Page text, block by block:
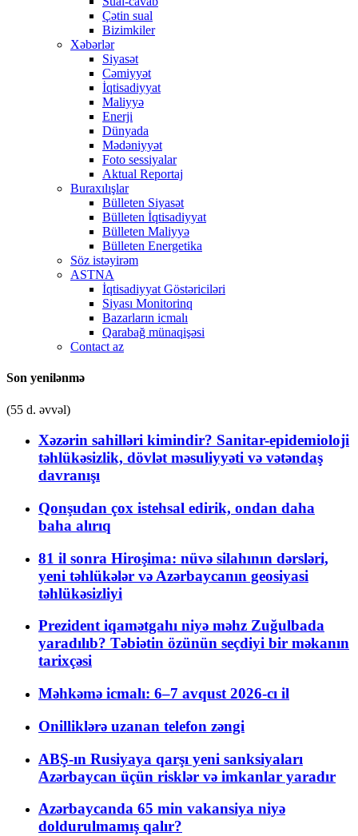
Çətin sual
Bizimkiler
Xəbərlər
Siyasət
Cəmiyyət
İqtisadiyyat
Maliyyə
Enerji
Dünyada
Mədəniyyət
Foto sessiyalar
Aktual Reportaj
Buraxılışlar
Bülleten Siyasət
Bülleten İqtisadiyyat
Bülleten Maliyyə
Bülleten Energetika
Söz istəyirəm
ASTNA
İqtisadiyyat Göstəriciləri
Siyası Monitorinq
Bazarların icmalı
Qarabağ münaqişəsi
Contact az
Son yenilənmə
(55 d. əvvəl)
Xəzərin sahilləri kimindir? Sanitar-epidemioloji
təhlükəsizlik, dövlət məsuliyyəti və vətəndaş
davranışı
Qonşudan çox istehsal edirik, ondan daha
baha alırıq
81 il sonra Hiroşima: nüvə silahının dərsləri,
yeni təhlükələr və Azərbaycanın geosiyasi
təhlükəsizliyi
Prezident iqamətgahı niyə məhz Zuğulbada
yaradılıb? Təbiətin özünün seçdiyi bir məkanın
tarixçəsi
Məhkəmə icmalı: 6–7 avqust 2026-cı il
Onilliklərə uzanan telefon zəngi
ABŞ-ın Rusiyaya qarşı yeni sanksiyaları
Azərbaycan üçün risklər və imkanlar yaradır
Azərbaycanda 65 min vakansiya niyə
doldurulmamış qalır?